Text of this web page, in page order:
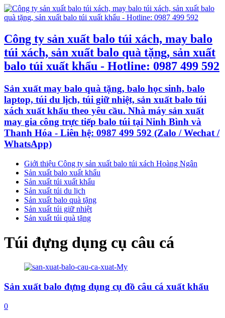
Công ty sản xuất balo túi xách, may balo
túi xách, sản xuất balo quà tặng, sản xuất
balo túi xuất khẩu - Hotline: 0987 499 592
Sản xuất may balo quà tặng, balo học sinh, balo
laptop, túi du lịch, túi giữ nhiệt, sản xuất balo túi
xách xuất khẩu theo yêu cầu. Nhà máy sản xuất
may gia công trực tiếp balo túi tại Ninh Bình và
Thanh Hóa - Liên hệ: 0987 499 592 (Zalo / Wechat /
WhatsApp)
Giới thiệu Công ty sản xuất balo túi xách Hoàng Ngân
Sản xuất balo xuất khẩu
Sản xuất túi xuất khẩu
Sản xuất túi du lịch
Sản xuất balo quà tặng
Sản xuất túi giữ nhiệt
Sản xuất túi quà tặng
Túi đựng dụng cụ câu cá
Sản xuất balo đựng dụng cụ đồ câu cá xuất khẩu
0